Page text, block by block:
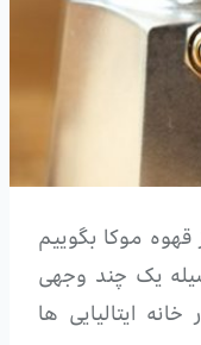
قهوه موکا بگوییم
یک چند وجهی
ایتالیایی ها